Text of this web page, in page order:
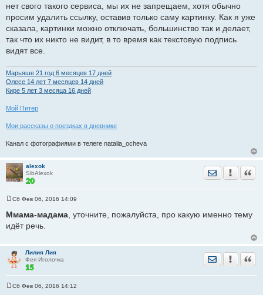
е
н
е
нет свого такого сервиса, мы их не запрещаем, хотя обычно
просим удалить ссылку, оставив только саму картинку. Как я уже
сказала, картинки можно отключать, большинство так и делает,
так что их никто не видит, в то время как текстовую подпись
видят все.
Марьяше 21 год 6 месяцев 17 дней
Олесе 14 лет 7 месяцев 14 дней
Кире 5 лет 3 месяца 16 дней
Мой Питер
Мои рассказы о поездках в дневнике
Канал с фотографиями в телеге natalia_ocheva
alexok
SibAlexok
Отправить
о
б
щ
н
и
е
Сб Фев 06, 2016 14:09
Ммама-мадама , уточните, пожалуйста, про какую именно тему
идёт речь.
Лилия Лия
Фея Иголочка
Отправить
Сб Фев 06, 2016 14:12